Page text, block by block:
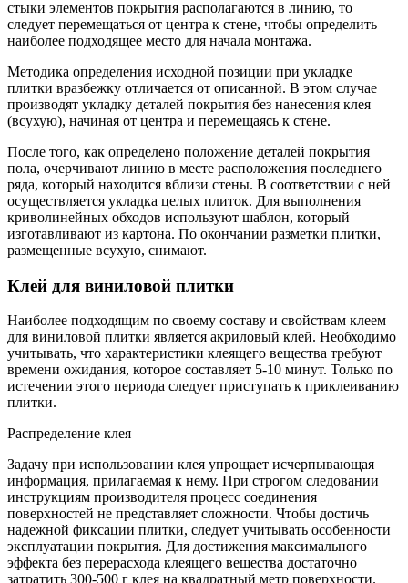
стыки элементов покрытия располагаются в линию, то
следует перемещаться от центра к стене, чтобы определить
наиболее подходящее место для начала монтажа.
Методика определения исходной позиции при укладке
плитки вразбежку отличается от описанной. В этом случае
производят укладку деталей покрытия без нанесения клея
(всухую), начиная от центра и перемещаясь к стене.
После того, как определено положение деталей покрытия
пола, очерчивают линию в месте расположения последнего
ряда, который находится вблизи стены. В соответствии с ней
осуществляется укладка целых плиток. Для выполнения
криволинейных обходов используют шаблон, который
изготавливают из картона. По окончании разметки плитки,
размещенные всухую, снимают.
Клей для виниловой плитки
Наиболее подходящим по своему составу и свойствам клеем
для виниловой плитки является акриловый клей. Необходимо
учитывать, что характеристики клеящего вещества требуют
времени ожидания, которое составляет 5-10 минут. Только по
истечении этого периода следует приступать к приклеиванию
плитки.
Распределение клея
Задачу при использовании клея упрощает исчерпывающая
информация, прилагаемая к нему. При строгом следовании
инструкциям производителя процесс соединения
поверхностей не представляет сложности. Чтобы достичь
надежной фиксации плитки, следует учитывать особенности
эксплуатации покрытия. Для достижения максимального
эффекта без перерасхода клеящего вещества достаточно
затратить 300-500 г клея на квадратный метр поверхности.